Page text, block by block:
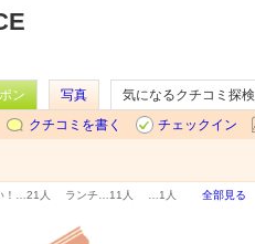
ン 写真 気になるクチコミ探検
クチコミを書く
チェックイン
！… 21人 ランチ… 11人 1人 全部見る